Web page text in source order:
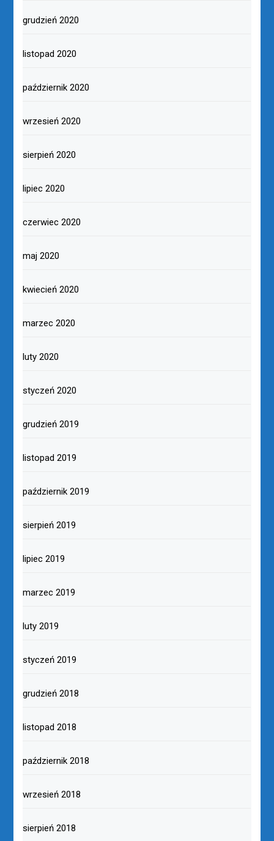
grudzień 2020
listopad 2020
październik 2020
wrzesień 2020
sierpień 2020
lipiec 2020
czerwiec 2020
maj 2020
kwiecień 2020
marzec 2020
luty 2020
styczeń 2020
grudzień 2019
listopad 2019
październik 2019
sierpień 2019
lipiec 2019
marzec 2019
luty 2019
styczeń 2019
grudzień 2018
listopad 2018
październik 2018
wrzesień 2018
sierpień 2018